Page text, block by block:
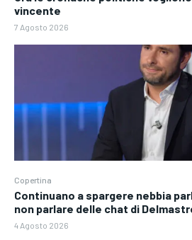
vincente
7 Agosto 2026
Copertina
Continuano a spargere nebbia
non parlare delle chat di
4 Agosto 2026